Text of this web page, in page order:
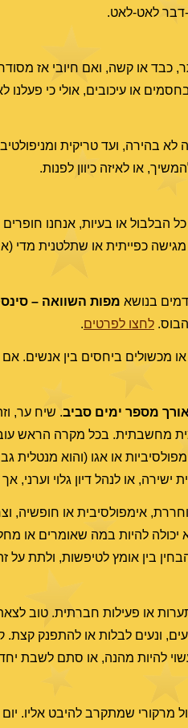
דבר לאט-לאט.
כבד או קשה, ואם חיובי אז
או עיכובים, אולי כי
בהירה, ועד טריקית
או לאיזה כיוון לפנות.
הבלבול או בעיות, אנחנו
כפייתית או שתלטנית מדי
בנושא מפות השוואה –
הבוס. לחצו לפרטים.
מכשולים ביחסים בין אנשים. אם
מספר ימים סביב. שיח ער,
מחשבתית. בכל מקרה הראש
או אגו (והוא מנטלית
או לנהל דיון גלוי וערני,
אימפולסיבית או חופשיה,
יכולה להיות במה שאומרים או
בין אומץ לטיפשות, ולתת
או פעילות חברתית. טוב
נעים, ונעים לבלות או להתפנק
להיות מהנה, או סתם לשבת
מרקורי שמתקרב להיבט אליו.